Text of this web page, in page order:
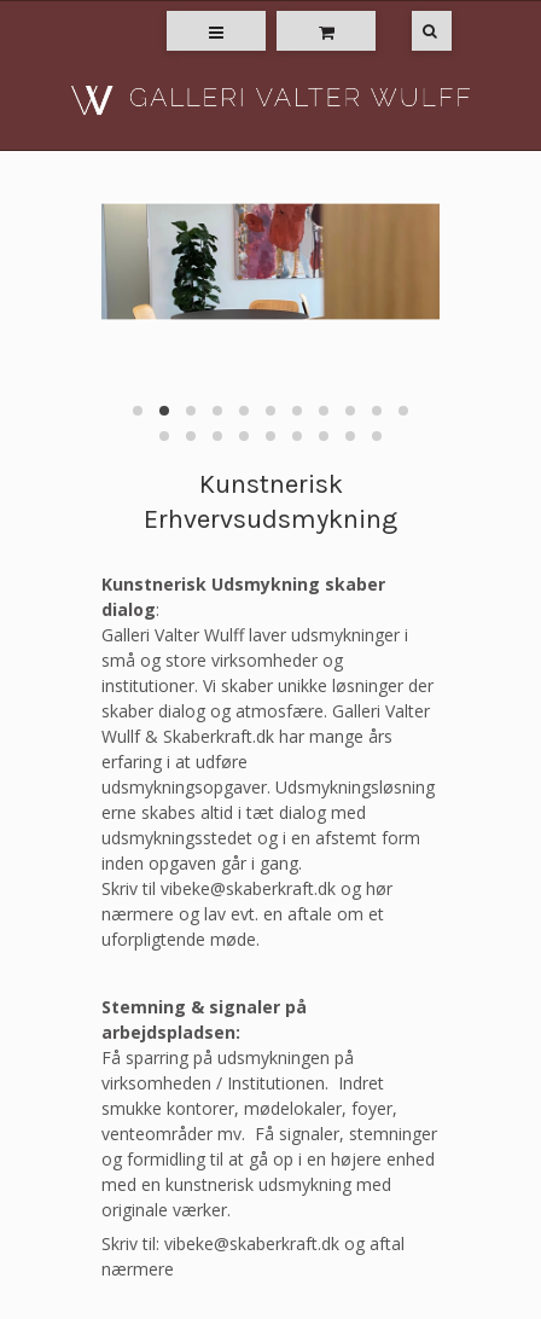
Kunstnerisk
Erhvervsudsmykning
Kunstnerisk Udsmykning skaber
dialog:
Galleri Valter Wulff laver udsmykninger i
små og store virksomheder og
institutioner. Vi skaber unikke løsninger der
skaber dialog og atmosfære. Galleri Valter
Wullf & Skaberkraft.dk har mange års
erfaring i at udføre
udsmykningsopgaver. Udsmykningsløsning
erne skabes altid i tæt dialog med
udsmykningsstedet og i en afstemt form
inden opgaven går i gang.
Skriv til vibeke@skaberkraft.dk og hør
nærmere og lav evt. en aftale om et
uforpligtende møde.
Stemning & signaler på
arbejdspladsen:
Få sparring på udsmykningen på
virksomheden / Institutionen. Indret
smukke kontorer, mødelokaler, foyer,
venteområder mv. Få signaler, stemninger
og formidling til at gå op i en højere enhed
med en kunstnerisk udsmykning med
originale værker.
Skriv til: vibeke@skaberkraft.dk og aftal
nærmere